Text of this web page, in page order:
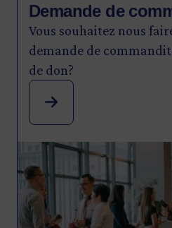
Demande de
Vous souhaitez nous
demande de
de don?
Image